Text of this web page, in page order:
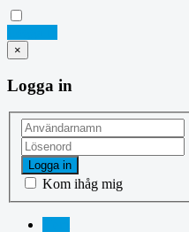
×
Logga in
Logga in
Kom ihåg mig